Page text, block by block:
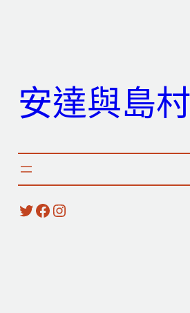
安達與島村
X Facebook Instagram